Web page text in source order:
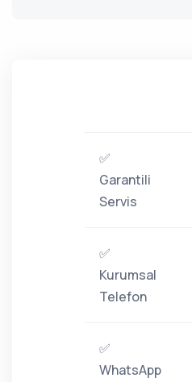
✅
Garantili
Servis
✅
Kurumsal
Telefon
✅
WhatsApp